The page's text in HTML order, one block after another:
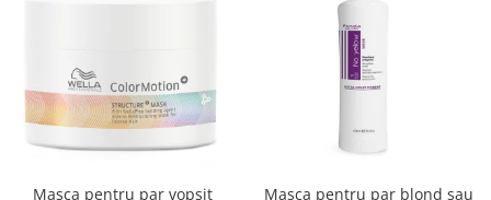
Masca pentru par vopsit
Masca pentru par blond sau